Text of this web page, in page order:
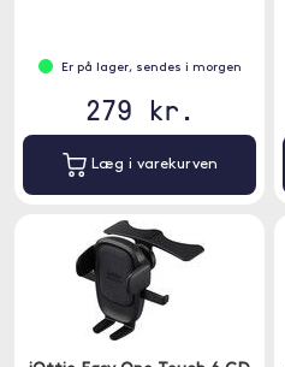
Er på lager, sendes i morgen
279 kr.
Læg i varekurven